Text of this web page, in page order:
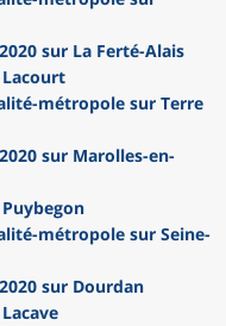
sur La Ferté-Alais
métropole sur Terre
sur Marolles-en-
métropole sur Seine-
sur Dourdan